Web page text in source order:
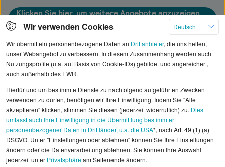
Klicken Sie hier, um weitere Angebote anzuzeigen
Alle angezeigten Gehaltsdaten beruhen auf
Durchschnittswerte und die Angaben können nicht
einzelnen Stellenangeboten zugeordnet werden.
Gehaltsinformationen
Logistik
Fachwirt/in - Logistiksysteme
Fachwirt/in - Logistiksysteme Dortmund
Wir verwenden Cookies
Deutsch
Wir übermitteln personenbezogene Daten an Drittanbieter, die uns helfen,
unser Webangebot zu verbessern. In diesem Zusammenhang werden auch
Nutzungsprofile (u.a. auf Basis von Cookie-IDs) gebildet und angereichert,
auch außerhalb des EWR.
Hierfür und um bestimmte Dienste zu nachfolgend aufgeführten Zwecken
verwenden zu dürfen, benötigen wir Ihre Einwilligung. Indem Sie "Alle
akzeptieren" klicken, stimmen Sie diesen (jederzeit widerruflich) zu. Dies
umfasst auch Ihre Einwilligung in die Übermittlung bestimmter
personenbezogener Daten in Drittländer, u.a. die USA*, nach Art. 49 (1) (a)
DSGVO. Unter "Einstellungen oder ablehnen" können Sie Ihre Einstellungen
ändern oder die Datenverarbeitung ablehnen. Sie können Ihre Auswahl
jederzeit unter Privatsphäream Seitenende ändern.